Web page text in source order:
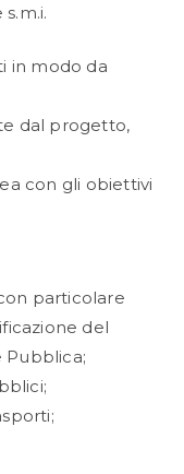
in modo da
dal progetto,
con gli obiettivi
particolare
del
Pubblica;